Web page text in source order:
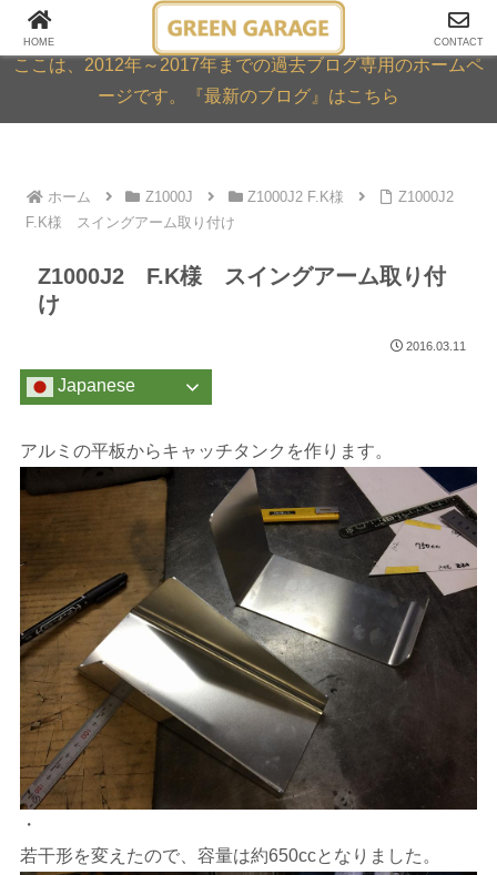
GREEN GARAGE ARCHIVE
ここは、2012年～2017年までの過去ブログ専用のホームペ
ージです。『最新のブログ』はこちら
ホーム Z1000J Z1000J2 F.K様
Z1000J2
F.K様 スイングアーム取り付け
Z1000J2 F.K様 スイングアーム取り付
け
2016.03.11
Japanese
アルミの平板からキャッチタンクを作ります。
・
若干形を変えたので、容量は約650ccとなりました。
HOME CONTACT